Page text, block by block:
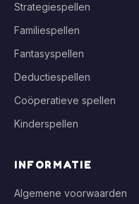
Strategiespellen
Familiespellen
Fantasyspellen
Deductiespellen
Coöperatieve spellen
Kinderspellen
INFORMATIE
Algemene voorwaarden